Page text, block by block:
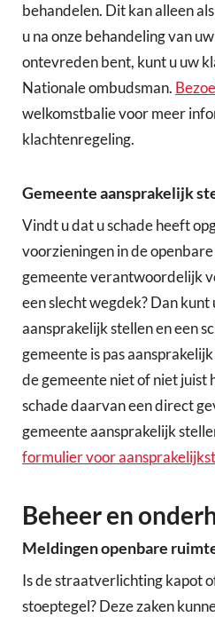
behandelen. Dit kan alleen
u na onze behandeling van
ontevreden bent, kunt u uw
Nationale ombudsman.
welkomstbalie voor meer
klachtenregeling.
Gemeente aansprakelijk
Vindt u dat u schade heeft
voorzieningen in de
gemeente verantwoordelijk
een slecht wegdek? Dan kunt
aansprakelijk stellen en een
gemeente is pas
de gemeente niet of niet juist
schade daarvan een direct
gemeente aansprakelijk
formulier voor
Beheer en
Meldingen openbare
Is de straatverlichting kapot
stoeptegel? Deze zaken